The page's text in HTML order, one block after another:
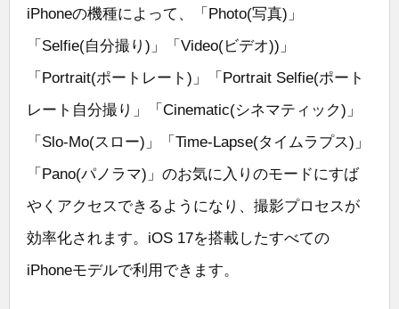
iPhoneの機種によって、「Photo(写真)」
「Selfie(自分撮り)」「Video(ビデオ))」
「Portrait(ポートレート)」「Portrait Selfie(ポート
レート自分撮り」「Cinematic(シネマティック)」
「Slo-Mo(スロー)」「Time-Lapse(タイムラプス)」
「Pano(パノラマ)」のお気に入りのモードにすば
やくアクセスできるようになり、撮影プロセスが
効率化されます。iOS 17を搭載したすべての
iPhoneモデルで利用できます。